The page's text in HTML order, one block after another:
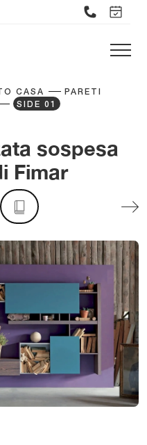
CASA
PARETI
SIDE 01
sospesa
Fimar